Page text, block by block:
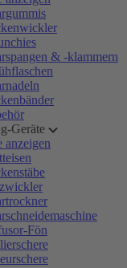
& -klammern
Geräte
anzeigen
Fön